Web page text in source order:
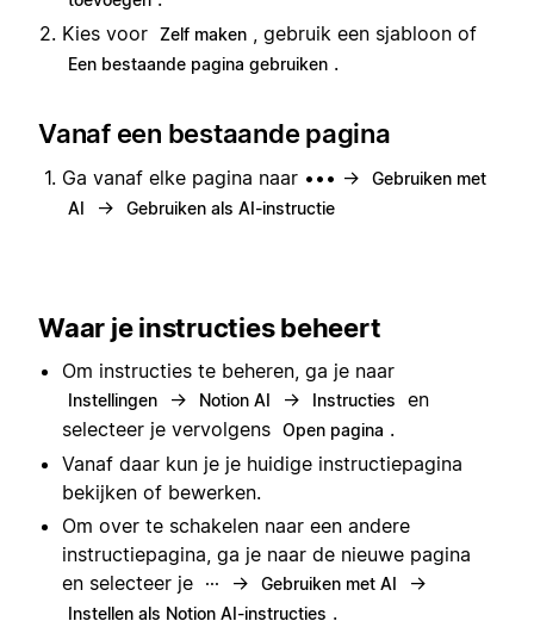
Kies voor Zelf maken , gebruik een sjabloon of
Een bestaande pagina gebruiken .
Vanaf een bestaande pagina
Ga vanaf elke pagina naar ••• →
Gebruiken met
AI
→ Gebruiken als AI-instructie
Waar je instructies beheert
Om instructies te beheren, ga je naar
Instellingen → Notion AI → Instructies
en
selecteer je vervolgens Open pagina .
Vanaf daar kun je je huidige instructiepagina
bekijken of bewerken.
Om over te schakelen naar een andere
instructiepagina, ga je naar de nieuwe pagina
en selecteer je
··· → Gebruiken met AI →
Instellen als Notion AI-instructies .